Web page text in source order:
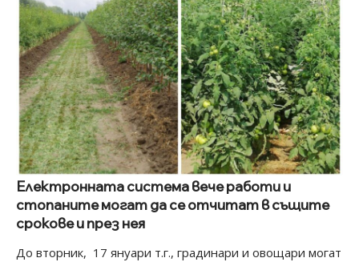
Електронната система вече работи и
стопаните могат да се отчитат в същите
срокове и през нея
До вторник, 17 януари т.г., градинари и овощари могат